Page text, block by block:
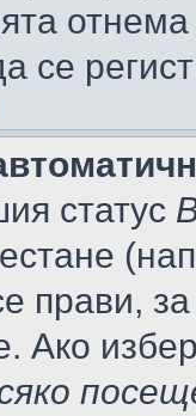
се
статус
прави,
Ако